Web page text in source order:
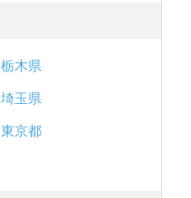
栃木県
埼玉県
東京都